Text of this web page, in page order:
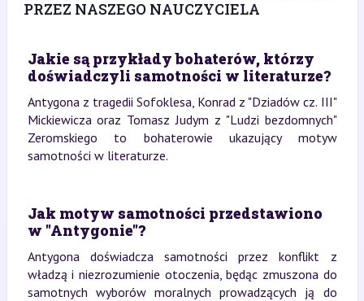
PRZEZ NASZEGO NAUCZYCIELA
Jakie są przykłady bohaterów, którzy
doświadczyli samotności w literaturze?
Antygona z tragedii Sofoklesa, Konrad z "Dziadów cz. III"
Mickiewicza oraz Tomasz Judym z "Ludzi bezdomnych"
Zeromskiego to bohaterowie ukazujący motyw
samotności w literaturze.
Jak motyw samotności przedstawiono
w "Antygonie"?
Antygona doświadcza samotności przez konflikt z
władzą i niezrozumienie otoczenia, będąc zmuszona do
samotnych wyborów moralnych prowadzących ją do